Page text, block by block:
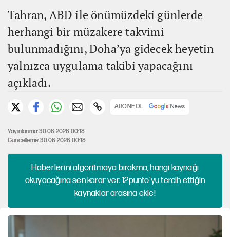
Tahran, ABD ile önümüzdeki günlerde
herhangi bir müzakere takvimi
bulunmadığını, Doha’ya gidecek heyetin
yalnızca uygulama takibi yapacağını
açıkladı.
ABONE OL
Yayınlanma: 30.06.2026 00:18
Güncelleme: 30.06.2026 00:18
Haberlerini algoritmaya bırakma, hangi kaynağı
okuyacağına sen karar ver. 12punto'yu tercih ettiğin
kaynaklar arasına ekle!